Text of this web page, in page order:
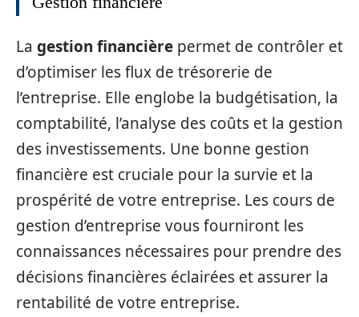
La gestion financière permet de contrôler et
d’optimiser les flux de trésorerie de
l’entreprise. Elle englobe la budgétisation, la
comptabilité, l’analyse des coûts et la gestion
des investissements. Une bonne gestion
financière est cruciale pour la survie et la
prospérité de votre entreprise. Les cours de
gestion d’entreprise vous fourniront les
connaissances nécessaires pour prendre des
décisions financières éclairées et assurer la
rentabilité de votre entreprise.